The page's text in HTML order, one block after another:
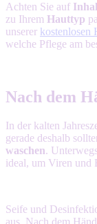
Achten Sie auf
zu Ihrem Hauttyp
unserer kostenlosen
welche Pflege am
Nach dem
In der kalten
gerade deshalb
waschen.
ideal, um Viren und
Seife und